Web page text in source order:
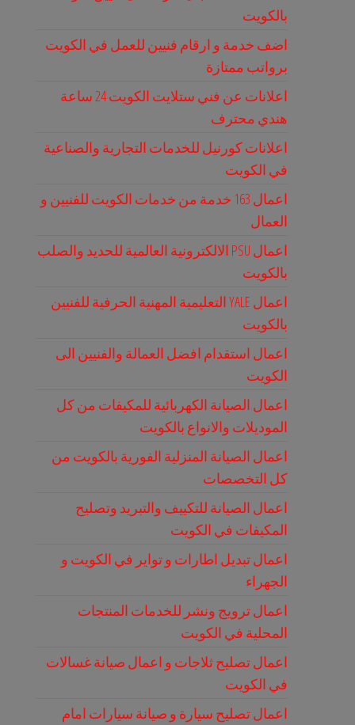
بالكويت
اضف خدمة و ارقام فنيين للعمل في الكويت
برواتب ممتازة
اعلانات عن فني ستلايت الكويت 24 ساعة
هندي محترف
اعلانات كورنيل للخدمات التجارية والصناعية
في الكويت
اعمال 163 خدمة من خدمات الكويت للفنيين و
العمال
اعمال PSU الالكترونية العالمية للحديد والصلب
بالكويت
اعمال YALE التعليمية المهنية الحرفية للفنيين
بالكويت
اعمال استقدام افضل العمالة والفنيين الى
الكويت
اعمال الصيانة الكهربائية للمكيفات من كل
الموديلات والانواع بالكويت
اعمال الصيانة المنزلية الفورية بالكويت من
كل التخصصات
اعمال الصيانة للتكييف والتبريد وتصليح
المكيفات في الكويت
اعمال تبديل اطارات و تواير في الكويت و
الجهراء
اعمال ترويج ونشر للخدمات المنتجات
المحلية في الكويت
اعمال تصليح ثلاجات و اعمال صيانة غسالات
في الكويت
اعمال تصليح سيارة و صيانة سيارات امام